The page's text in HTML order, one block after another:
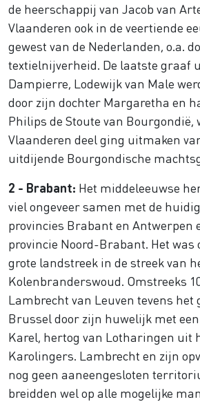
de heerschappij van Jacob van
Vlaanderen ook in de veertiende
gewest van de Nederlanden, o.a.
textielnijverheid. De laatste graaf
Dampierre, Lodewijk van Male
door zijn dochter Margaretha en
Philips de Stoute van Bourgondië,
Vlaanderen deel ging uitmaken
uitdijende Bourgondische
2 - Brabant: Het middeleeuwse
viel ongeveer samen met de
provincies Brabant en Antwerpen
provincie Noord-Brabant. Het was
grote landstreek in de streek van
Kolenbranderswoud. Omstreeks
Lambrecht van Leuven tevens het
Brussel door zijn huwelijk met
Karel, hertog van Lotharingen uit
Karolingers. Lambrecht en zijn
nog geen aaneengesloten
breidden wel op alle mogelijke